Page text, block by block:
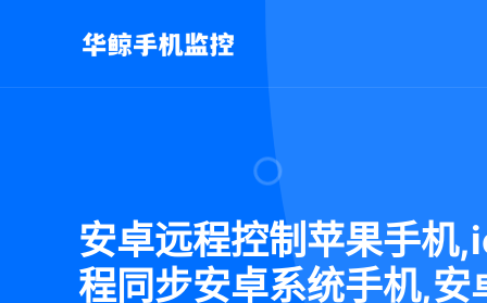
安卓远程控制苹果手机
程同步安卓系统手机,安